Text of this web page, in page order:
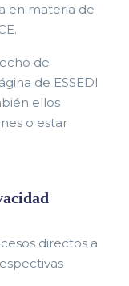
en materia de
de
de ESSEDI
ellos
o estar
directos a